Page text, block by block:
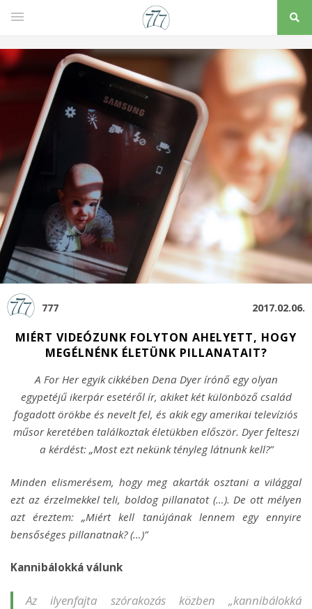
777 2017.02.06.
MIÉRT VIDEÓZUNK FOLYTON AHELYETT, HOGY
MEGÉLNÉNK ÉLETÜNK PILLANATAIT?
A For Her egyik cikkében Dena Dyer írónő egy olyan
egypetéjű ikerpár esetéről ír, akiket két különböző család
fogadott örökbe és nevelt fel, és akik egy amerikai televíziós
műsor keretében találkoztak életükben először. Dyer felteszi
a kérdést: „Most ezt nekünk tényleg látnunk kell?”
Minden elismerésem, hogy meg akarták osztani a világgal
ezt az érzelmekkel teli, boldog pillanatot (…). De ott mélyen
azt éreztem: „Miért kell tanújának lennem egy ennyire
bensőséges pillanatnak? (…)”
Kannibálokká válunk
Az ilyenfajta szórakozás közben „kannibálokká